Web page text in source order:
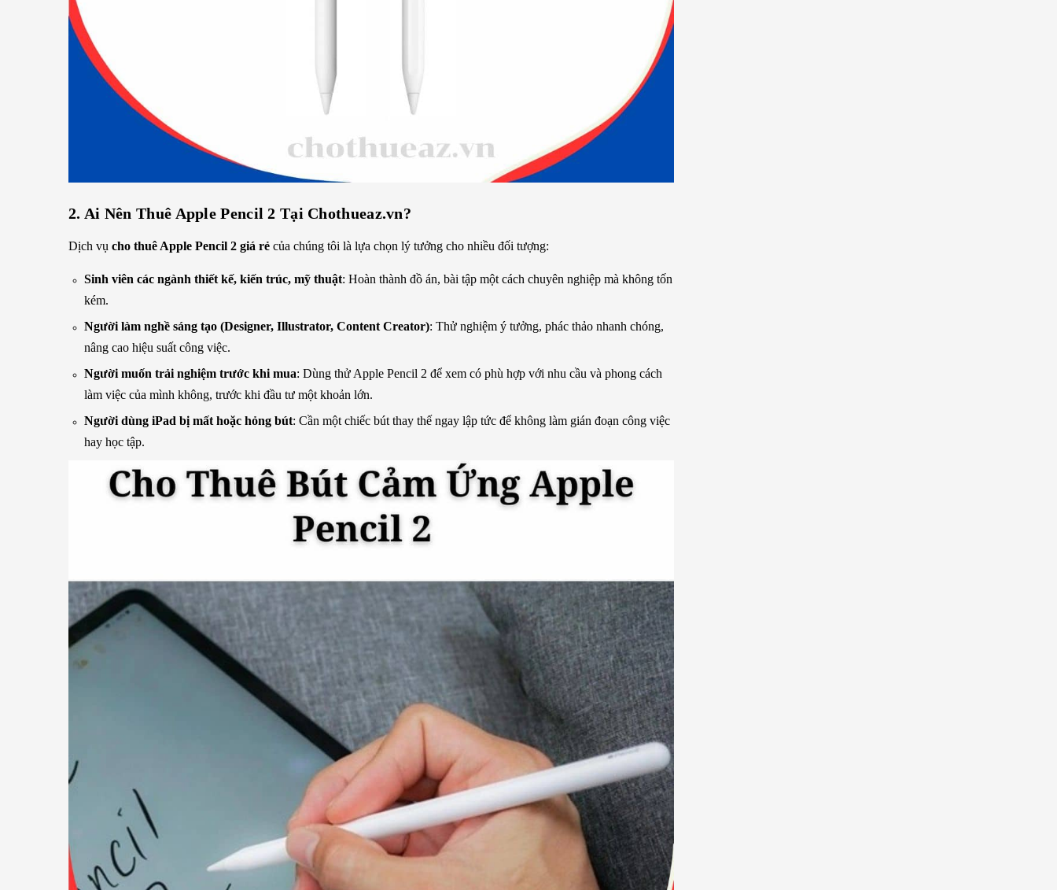
2. Ai Nên Thuê Apple Pencil 2 Tại Chothueaz.vn?
Dịch vụ cho thuê Apple Pencil 2 giá rẻ của chúng tôi là lựa chọn lý tưởng cho nhiều đối tượng:
Sinh viên các ngành thiết kế, kiến trúc, mỹ thuật: Hoàn thành đồ án, bài tập một cách chuyên nghiệp mà không tốn
kém.
Người làm nghề sáng tạo (Designer, Illustrator, Content Creator): Thử nghiệm ý tưởng, phác thảo nhanh chóng,
nâng cao hiệu suất công việc.
Người muốn trải nghiệm trước khi mua: Dùng thử Apple Pencil 2 để xem có phù hợp với nhu cầu và phong cách
làm việc của mình không, trước khi đầu tư một khoản lớn.
Người dùng iPad bị mất hoặc hỏng bút: Cần một chiếc bút thay thế ngay lập tức để không làm gián đoạn công việc
hay học tập.